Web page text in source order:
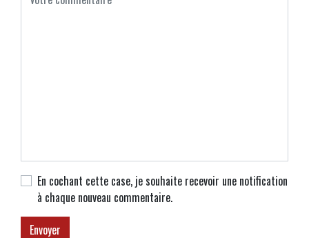
En cochant cette case, je souhaite recevoir une notification
à chaque nouveau commentaire.